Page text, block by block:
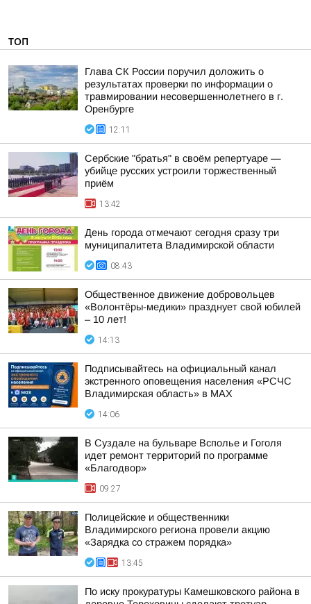
ТОП
Глава СК России поручил доложить о
результатах проверки по информации о
травмировании несовершеннолетнего в г.
Оренбурге
12:11
Сербские "братья" в своём репертуаре —
убийце русских устроили торжественный
приём
13:42
День города отмечают сегодня сразу три
муниципалитета Владимирской области
08:43
Общественное движение добровольцев
«Волонтёры-медики» празднует свой юбилей
– 10 лет!
14:13
Подписывайтесь на официальный канал
экстренного оповещения населения «РСЧС
Владимирская область» в МАХ
14:06
В Суздале на бульваре Всполье и Гоголя
идет ремонт территорий по программе
«Благодвор»
09:27
Полицейские и общественники
Владимирского региона провели акцию
«Зарядка со стражем порядка»
13:45
По иску прокуратуры Камешковского района в